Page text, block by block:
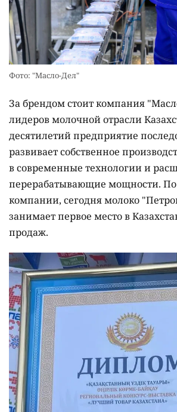
Фото: "Масло-Дел"
За брендом стоит компания
лидеров молочной отрасли
десятилетий предприятие
развивает собственное
в современные технологии и
перерабатывающие мощности.
компании, сегодня молоко
занимает первое место в
продаж.